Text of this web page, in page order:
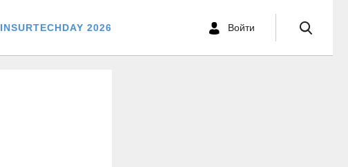
INSURTECHDAY 2026 Войти